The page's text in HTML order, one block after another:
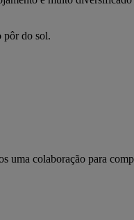
pôr do sol.
uma colaboração para